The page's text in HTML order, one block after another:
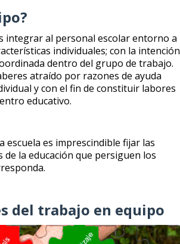
integrar al personal escolar entorno a
individuales; con la intención
dentro del grupo de trabajo.
atraído por razones de ayuda
y con el fin de constituir labores
educativo.
es imprescindible fijar las
la educación que persiguen los
del trabajo en equipo